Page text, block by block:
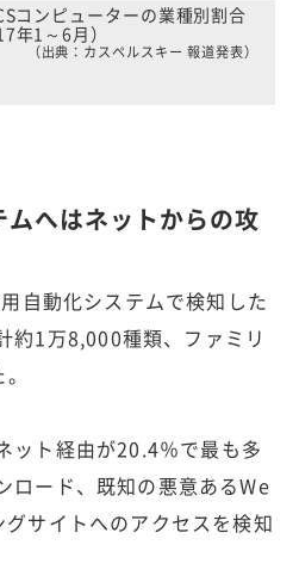
コンピューターの業種別割合
年1～6月）
（出典：カスペルスキー 報道発表）
へはネットからの攻
自動化システムで検知した
約1万8,000種類、ファミリ
ット経由が20.4％で最も多
ロード、既知の悪意あるWe
サイトへのアクセスを検知